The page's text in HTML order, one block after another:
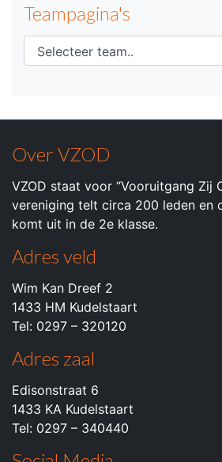
Teampagina's
Over VZOD
VZOD staat voor “Vooruitgang Zij
vereniging telt circa 200 leden en
komt uit in de 2e klasse.
Adres veld
Wim Kan Dreef 2
1433 HM Kudelstaart
Tel: 0297 – 320120
Adres zaal
Edisonstraat 6
1433 KA Kudelstaart
Tel: 0297 – 340440